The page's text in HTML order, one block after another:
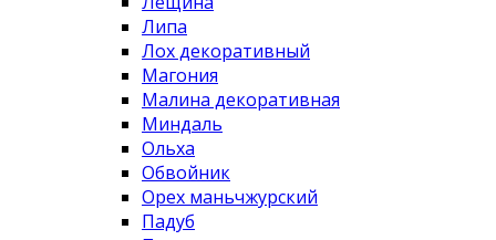
Липа
Лох декоративный
Магония
Малина декоративная
Миндаль
Ольха
Обвойник
Орех маньчжурский
Падуб